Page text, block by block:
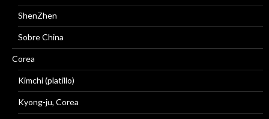
ShenZhen
Sobre China
Corea
Kimchi (platillo)
Kyong-ju, Corea